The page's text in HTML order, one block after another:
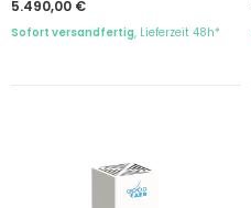
5.490,00 €
Sofort versandfertig, Lieferzeit 48h*